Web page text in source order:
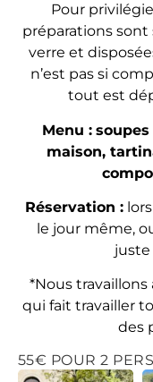
Pour
préparations sont
verre et
n’est pas si
tout est
Menu :
maison,
Réservation :
le jour même,
juste
*Nous travaillons
qui fait travailler
des
55€ POUR 2